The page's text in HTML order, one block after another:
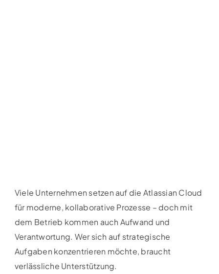
Viele Unternehmen setzen auf die Atlassian Cloud
für moderne, kollaborative Prozesse – doch mit
dem Betrieb kommen auch Aufwand und
Verantwortung. Wer sich auf strategische
Aufgaben konzentrieren möchte, braucht
verlässliche Unterstützung.